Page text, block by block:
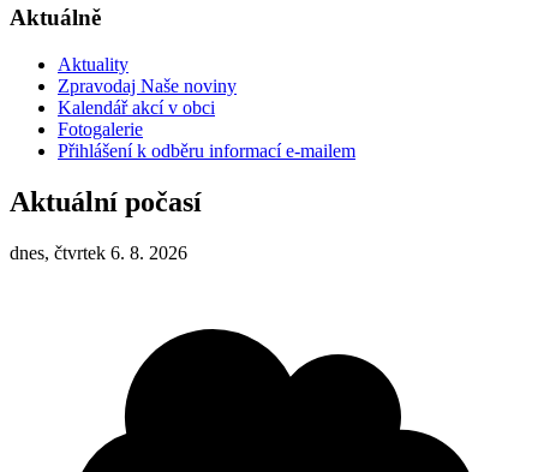
Aktuálně
Aktuality
Zpravodaj Naše noviny
Kalendář akcí v obci
Fotogalerie
Přihlášení k odběru informací e-mailem
Aktuální počasí
dnes, čtvrtek 6. 8. 2026